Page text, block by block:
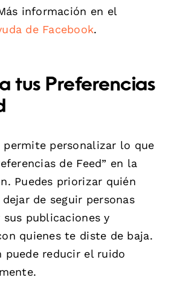
información en el
de Facebook.
tus Preferencias
permite personalizar lo que
de Feed” en la
Puedes priorizar quién
de seguir personas
publicaciones y
quienes te diste de baja.
puede reducir el ruido